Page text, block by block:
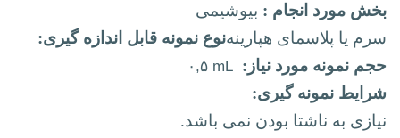
بخش مورد انجام : بیوشیمی
نوع نمونه قابل اندازه گیری:سرم یا پلاسمای هپارینه
حجم نمونه مورد نیاز: ۰,۵ mL
شرایط نمونه گیری:
نیازی به ناشتا بودن نمی باشد.